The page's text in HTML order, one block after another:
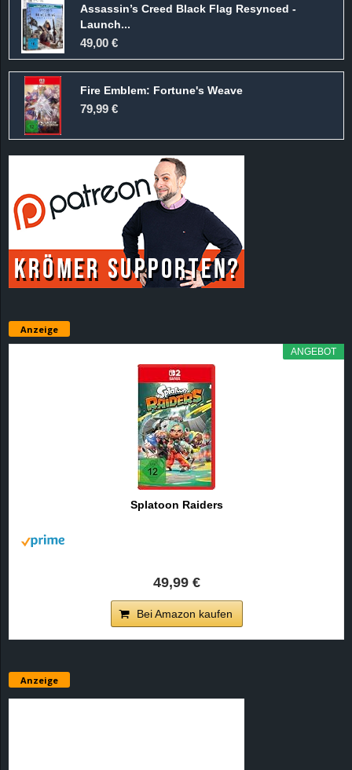
Assassin’s Creed Black Flag Resynced -
Launch...
49,00 €
Fire Emblem: Fortune's Weave
79,99 €
Anzeige
ANGEBOT
Splatoon Raiders
49,99 €
Bei Amazon kaufen
Anzeige